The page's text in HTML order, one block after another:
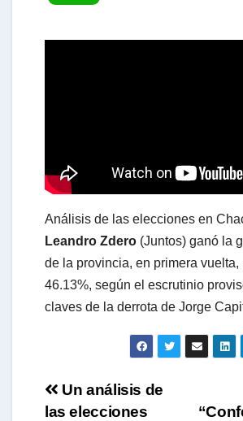
A
p
Análisis de las elecciones en
Leandro Zdero (Juntos) ganó la
de la provincia, en primera vuelta,
46.13%, según el escrutinio
claves de la derrota de Jorge
Navegación
Un análisis de
las elecciones